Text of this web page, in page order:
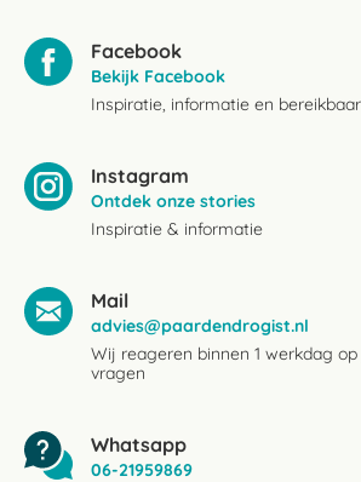
Facebook
Bekijk Facebook
Inspiratie, informatie en
Instagram
Ontdek onze stories
Inspiratie & informatie
Mail
advies@paardendrogist.nl
Wij reageren binnen 1 werkdag
vragen
Whatsapp
06-21959869